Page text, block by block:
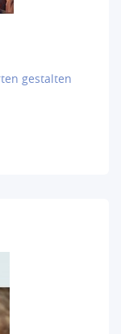
gestalten